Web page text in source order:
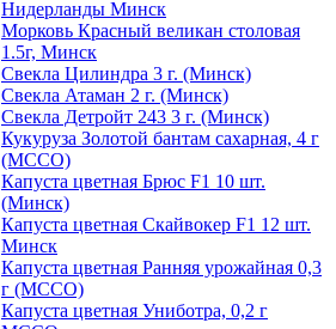
Нидерланды Минск
Морковь Красный великан столовая
1.5г, Минск
Свекла Цилиндра 3 г. (Минск)
Свекла Атаман 2 г. (Минск)
Свекла Детройт 243 3 г. (Минск)
Кукуруза Золотой бантам сахарная, 4 г
(МССО)
Капуста цветная Брюс F1 10 шт.
(Минск)
Капуста цветная Скайвокер F1 12 шт.
Минск
Капуста цветная Ранняя урожайная 0,3
г (МССО)
Капуста цветная Униботра, 0,2 г